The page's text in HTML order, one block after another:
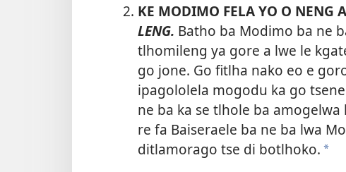
KE MODIMO FELA YO O NENG
LENG. Batho ba Modimo ba ne
tlhomileng ya gore a lwe le
go jone. Go fitlha nako eo e
ipagololela mogodu ka go
ne ba ka se tlhole ba
re fa Baiseraele ba ne ba lwa
ditlamorago tse di botlhoko. *